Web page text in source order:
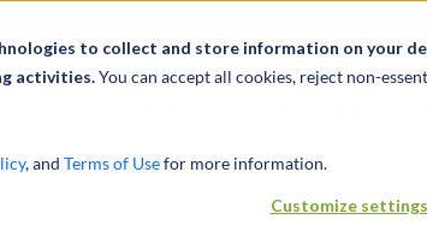
to collect and store information on your
activities.You can accept all cookies, reject non-
, and Terms of Usefor more information.
Customize settings